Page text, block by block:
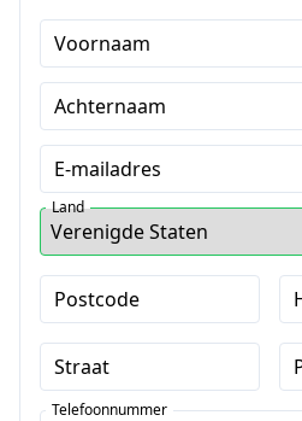
Voornaam
Achternaam
E-mailadres
Land
Postcode
Straat
Telefoonnummer